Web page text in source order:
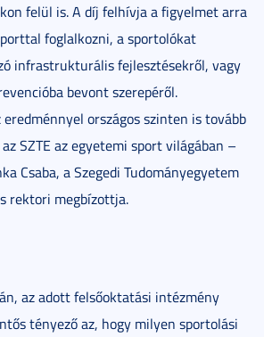
felül is. A díj felhívja a figyelmet arra
foglalkozni, a sportolókat
infrastrukturális fejlesztésekről, vagy
bevont szerepéről.
eredménnyel országos szinten is tovább
SZTE az egyetemi sport világában –
Csaba, a Szegedi Tudományegyetem
rektori megbízottja.
az adott felsőoktatási intézmény
tényező az, hogy milyen sportolási